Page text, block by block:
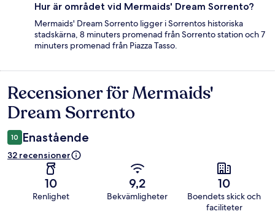
Hur är området vid Mermaids' Dream Sorrento?
Mermaids' Dream Sorrento ligger i Sorrentos historiska
stadskärna, 8 minuters promenad från Sorrento station och 7
minuters promenad från Piazza Tasso.
Recensioner
Recensioner för Mermaids'
Dream Sorrento
10 Enastående
32 recensioner
10
Renlighet
9,2
Bekvämligheter
10
Boendets skick och
faciliteter